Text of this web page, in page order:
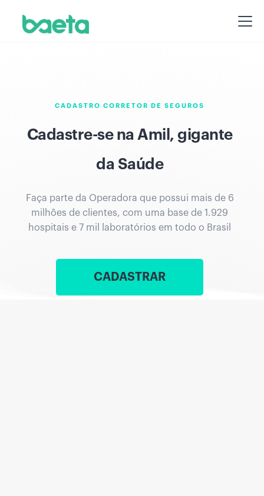
CADASTRO CORRETOR DE SEGUROS
Cadastre-se na Amil, gigante
da Saúde
Faça parte da Operadora que possui mais de 6
milhões de clientes, com uma base de 1.929
hospitais e 7 mil laboratórios em todo o Brasil
CADASTRAR